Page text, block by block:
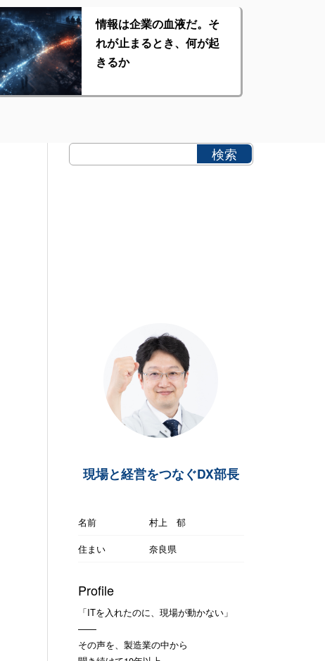
情報は企業の血液だ。そ
れが止まるとき、何が起
きるか
現場と経営をつなぐDX部長
名前
村上 郁
住まい
奈良県
Profile
「ITを入れたのに、現場が動かない」
——
その声を、製造業の中から